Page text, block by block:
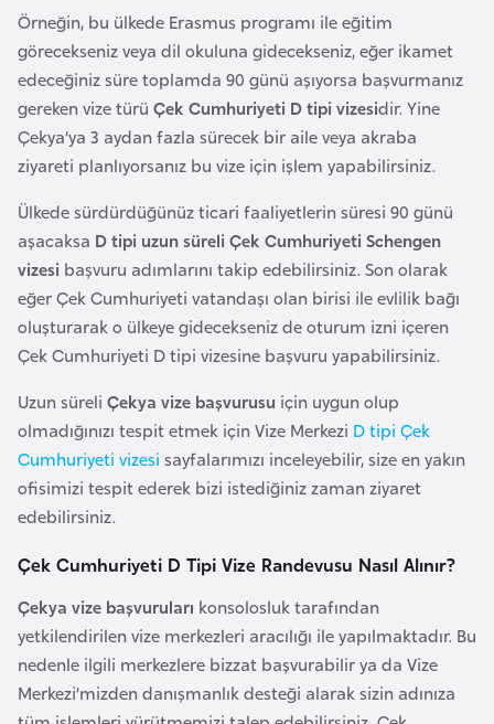
Örneğin, bu ülkede Erasmus programı ile eğitim
görecekseniz veya dil okuluna gidecekseniz, eğer ikamet
edeceğiniz süre toplamda 90 günü aşıyorsa başvurmanız
gereken vize türü Çek Cumhuriyeti D tipi vizesidir. Yine
Çekya’ya 3 aydan fazla sürecek bir aile veya akraba
ziyareti planlıyorsanız bu vize için işlem yapabilirsiniz.
Ülkede sürdürdüğünüz ticari faaliyetlerin süresi 90 günü
aşacaksa D tipi uzun süreli Çek Cumhuriyeti Schengen
vizesi başvuru adımlarını takip edebilirsiniz. Son olarak
eğer Çek Cumhuriyeti vatandaşı olan birisi ile evlilik bağı
oluşturarak o ülkeye gidecekseniz de oturum izni içeren
Çek Cumhuriyeti D tipi vizesine başvuru yapabilirsiniz.
Uzun süreli Çekya vize başvurusu için uygun olup
olmadığınızı tespit etmek için Vize Merkezi D tipi Çek
Cumhuriyeti vizesi sayfalarımızı inceleyebilir, size en yakın
ofisimizi tespit ederek bizi istediğiniz zaman ziyaret
edebilirsiniz.
Çek Cumhuriyeti D Tipi Vize Randevusu Nasıl Alınır?
Çekya vize başvuruları konsolosluk tarafından
yetkilendirilen vize merkezleri aracılığı ile yapılmaktadır. Bu
nedenle ilgili merkezlere bizzat başvurabilir ya da Vize
Merkezi’mizden danışmanlık desteği alarak sizin adınıza
r
u
s
l
ç
i
k
a
i
B
o
s
n
a
H